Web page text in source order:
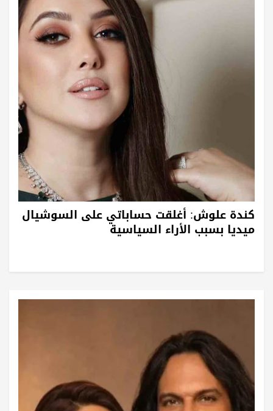
كندة علوش: أغلقت حساباتي على السوشيال
ميديا بسبب الأراء السياسية